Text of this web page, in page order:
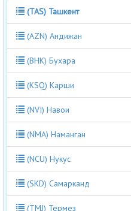
(TAS) Ташкент
(AZN) Андижан
(BHK) Бухара
(KSQ) Карши
(NVI) Навои
(NMA) Наманган
(NCU) Нукус
(SKD) Самарканд
(TMJ) Термез